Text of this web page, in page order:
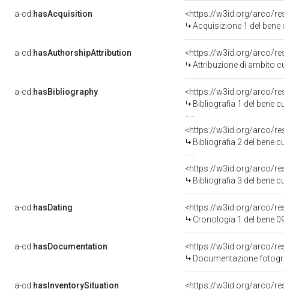
a-cd:hasAcquisition
<https://w3id.org/arco/
Acquisizione 1 del
a-cd:hasAuthorshipAttribution
<https://w3id.org/arco/
Attribuzione di ambito
a-cd:hasBibliography
<https://w3id.org/arco/
Bibliografia 1 del bene
<https://w3id.org/arco/
Bibliografia 2 del bene
<https://w3id.org/arco/
Bibliografia 3 del bene
a-cd:hasDating
<https://w3id.org/arco/
Cronologia 1 del bene
a-cd:hasDocumentation
<https://w3id.org/arco/
Documentazione
a-cd:hasInventorySituation
<https://w3id.org/arco/